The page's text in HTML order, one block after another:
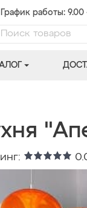
График работы: